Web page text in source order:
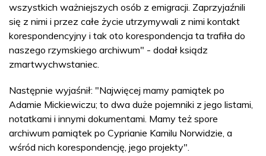
wszystkich ważniejszych osób z emigracji. Zaprzyjaźnili
się z nimi i przez całe życie utrzymywali z nimi kontakt
korespondencyjny i tak oto korespondencja ta trafiła do
naszego rzymskiego archiwum" - dodał ksiądz
zmartwychwstaniec.
Następnie wyjaśnił: "Najwięcej mamy pamiątek po
Adamie Mickiewiczu; to dwa duże pojemniki z jego listami,
notatkami i innymi dokumentami. Mamy też spore
archiwum pamiątek po Cyprianie Kamilu Norwidzie, a
wśród nich korespondencję, jego projekty".